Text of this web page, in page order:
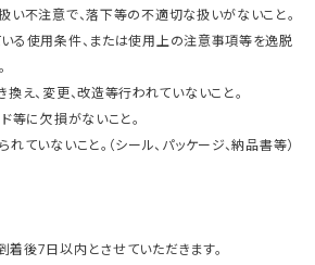
い不注意で、落下等の不適切な扱いがないこと。
る使用条件、または使用上の注意事項等を逸脱
え、変更、改造等行われていないこと。
等に欠損がないこと。
ていないこと。（シール、パッケージ、納品書等）
後7日以内とさせていただきます。